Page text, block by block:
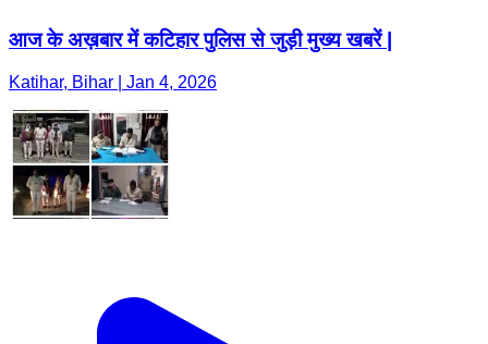
आज के अख़बार में कटिहार पुलिस से जुड़ी मुख्य खबरें |
Katihar, Bihar | Jan 4, 2026